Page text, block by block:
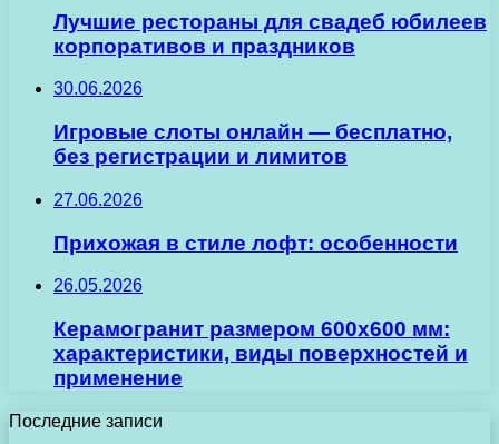
Лучшие рестораны для свадеб юбилеев
корпоративов и праздников
30.06.2026
Игровые слоты онлайн — бесплатно,
без регистрации и лимитов
27.06.2026
Прихожая в стиле лофт: особенности
26.05.2026
Керамогранит размером 600х600 мм:
характеристики, виды поверхностей и
применение
Последние записи